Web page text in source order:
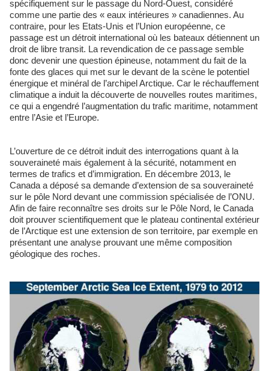
spécifiquement sur le passage du Nord-Ouest, considéré
comme une partie des « eaux intérieures » canadiennes. Au
contraire, pour les Etats-Unis et l’Union européenne, ce
passage est un détroit international où les bateaux détiennent un
droit de libre transit. La revendication de ce passage semble
donc devenir une question épineuse, notamment du fait de la
fonte des glaces qui met sur le devant de la scène le potentiel
énergique et minéral de l’archipel Arctique. Car le réchauffement
climatique a induit la découverte de nouvelles routes maritimes,
ce qui a engendré l’augmentation du trafic maritime, notamment
entre l’Asie et l’Europe.
L’ouverture de ce détroit induit des interrogations quant à la
souveraineté mais également à la sécurité, notamment en
termes de trafics et d’immigration. En décembre 2013, le
Canada a déposé sa demande d’extension de sa souveraineté
sur le pôle Nord devant une commission spécialisée de l’ONU.
Afin de faire reconnaître ses droits sur le Pôle Nord, le Canada
doit prouver scientifiquement que le plateau continental extérieur
de l’Arctique est une extension de son territoire, par exemple en
présentant une analyse prouvant une même composition
géologique des roches.